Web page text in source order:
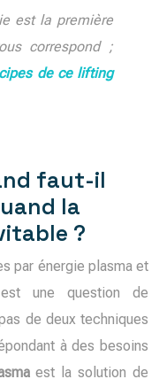
est la première
correspond ;
de ce lifting
faut-il
la
?
par énergie plasma et
est une question de
de deux techniques
à des besoins
est la solution de